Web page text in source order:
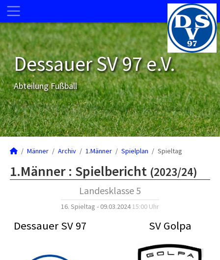
Dessauer SV 97 e.V.
Abteilung Fußball
Männer Archiv 1.Männer Spielplan Spieltag
1.Männer : Spielbericht (2023/24)
Landesklasse 5
16. Spieltag - 09.03.202415:00 Uhr
Dessauer SV 97 SV Golpa